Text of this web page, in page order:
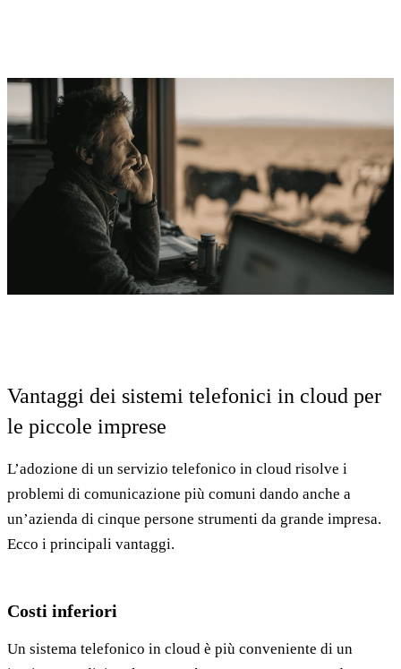
Vantaggi dei sistemi telefonici in cloud per
le piccole imprese
L’adozione di un servizio telefonico in cloud risolve i
problemi di comunicazione più comuni dando anche a
un’azienda di cinque persone strumenti da grande impresa.
Ecco i principali vantaggi.
Costi inferiori
Un sistema telefonico in cloud è più conveniente di un